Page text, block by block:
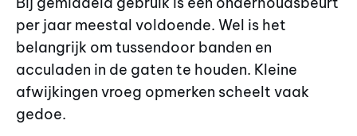
per jaar meestal voldoende. Wel is het
belangrijk om tussendoor banden en
acculaden in de gaten te houden. Kleine
afwijkingen vroeg opmerken scheelt vaak
gedoe.